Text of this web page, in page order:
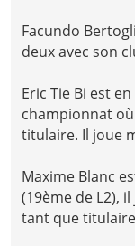
Facundo
deux avec son
Eric Tie Bi est
championnat
titulaire. Il joue
Maxime Blanc
(19ème de L2),
tant que